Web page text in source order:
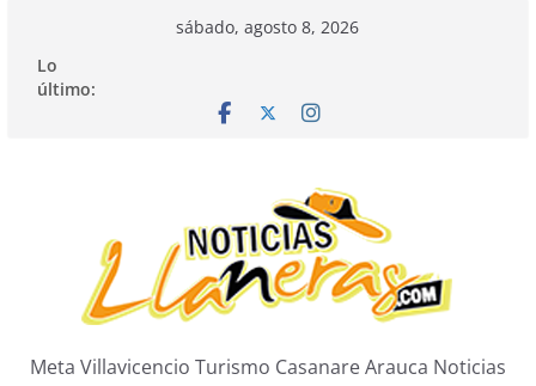
contenido
sábado, agosto 8, 2026
Lo
último:
Meta Villavicencio Turismo Casanare Arauca Noticias